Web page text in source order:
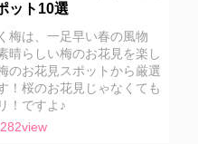
ット10選
梅は、一足早い春の風物
晴らしい梅のお花見を楽し
のお花見スポットから厳選
！桜のお花見じゃなくても
！ですよ♪